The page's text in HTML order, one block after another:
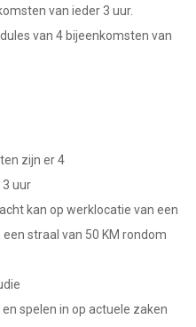
van ieder 3 uur.
van 4 bijeenkomsten van
zijn er 4
uur
kan op werklocatie van een
straal van 50 KM rondom
spelen in op actuele zaken